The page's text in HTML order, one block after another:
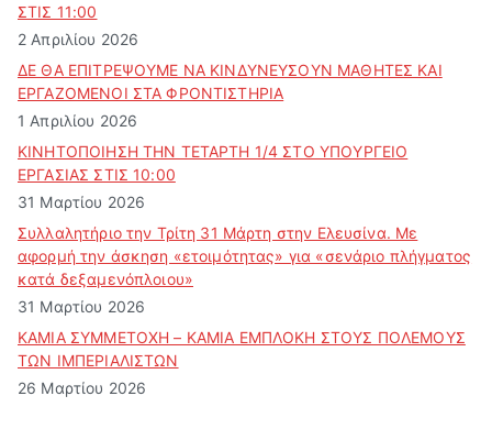
ΣΤΙΣ 11:00
2 Απριλίου 2026
ΔΕ ΘΑ ΕΠΙΤΡΕΨΟΥΜΕ ΝΑ ΚΙΝΔΥΝΕΥΣOYN ΜΑΘΗΤΕΣ ΚΑΙ
ΕΡΓΑΖΟΜΕΝΟΙ ΣΤΑ ΦΡΟΝΤΙΣΤΗΡΙΑ
1 Απριλίου 2026
ΚΙΝΗΤΟΠΟΙΗΣΗ ΤΗΝ ΤΕΤΑΡΤΗ 1/4 ΣΤΟ ΥΠΟΥΡΓΕΙΟ
ΕΡΓΑΣΙΑΣ ΣΤΙΣ 10:00
31 Μαρτίου 2026
Συλλαλητήριο την Τρίτη 31 Μάρτη στην Ελευσίνα. Με
αφορμή την άσκηση «ετοιμότητας» για «σενάριο πλήγματος
κατά δεξαμενόπλοιου»
31 Μαρτίου 2026
ΚΑΜΙΑ ΣΥΜΜΕΤΟΧΗ – ΚΑΜΙΑ ΕΜΠΛΟΚΗ ΣΤΟΥΣ ΠΟΛΕΜΟΥΣ
ΤΩΝ ΙΜΠΕΡΙΑΛΙΣΤΩΝ
26 Μαρτίου 2026